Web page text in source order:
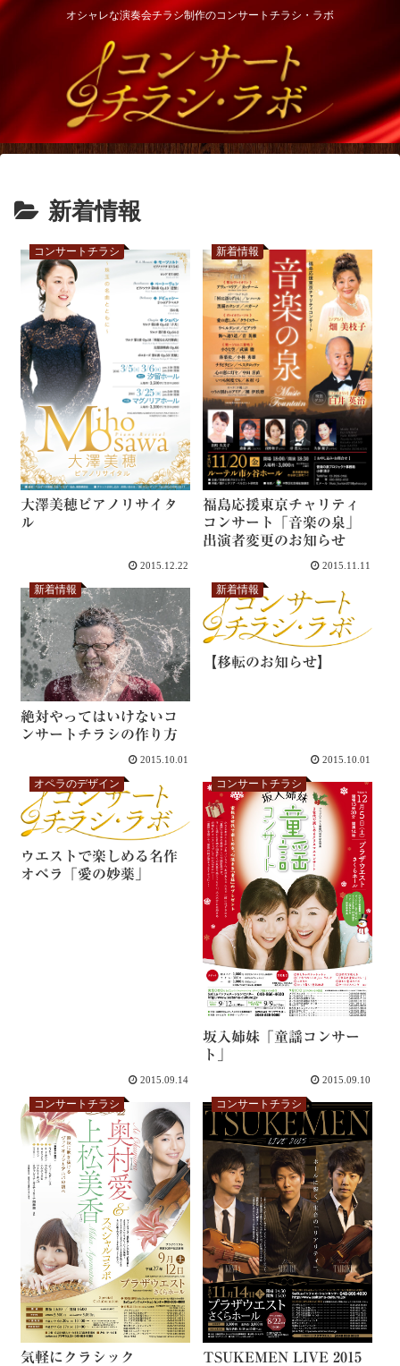
オシャレな演奏会チラシ制作のコンサートチラシ・ラボ
新着情報
コンサートチラシ
大澤美穂ピアノリサイタ
ル
2015.12.22
新着情報
福島応援東京チャリティ
コンサート「音楽の泉」
出演者変更のお知らせ
2015.11.11
新着情報
絶対やってはいけないコ
ンサートチラシの作り方
2015.10.01
新着情報
【移転のお知らせ】
2015.10.01
オペラのデザイン
ウエストで楽しめる名作
オペラ「愛の妙薬」
2015.09.14
コンサートチラシ
坂入姉妹「童謡コンサー
ト」
2015.09.10
コンサートチラシ
気軽にクラシック
コンサートチラシ
TSUKEMEN LIVE 2015